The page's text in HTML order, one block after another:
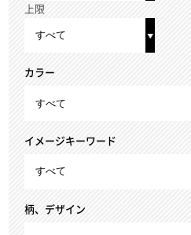
上限
カラー
イメージキーワード
柄、デザイン